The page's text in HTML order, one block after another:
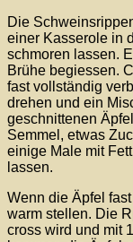
Die
einer Kasserole in
schmoren lassen.
Brühe begiessen.
fast vollständig
drehen und ein
geschnittenen
Semmel, etwas
einige Male mit
lassen.
Wenn die Äpfel
warm stellen. Die
cross wird und mit